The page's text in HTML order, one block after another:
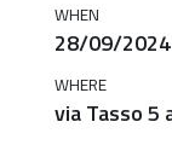
dedicato
Don
Albino
WHEN
28/09/2024
WHERE
via Tasso 5